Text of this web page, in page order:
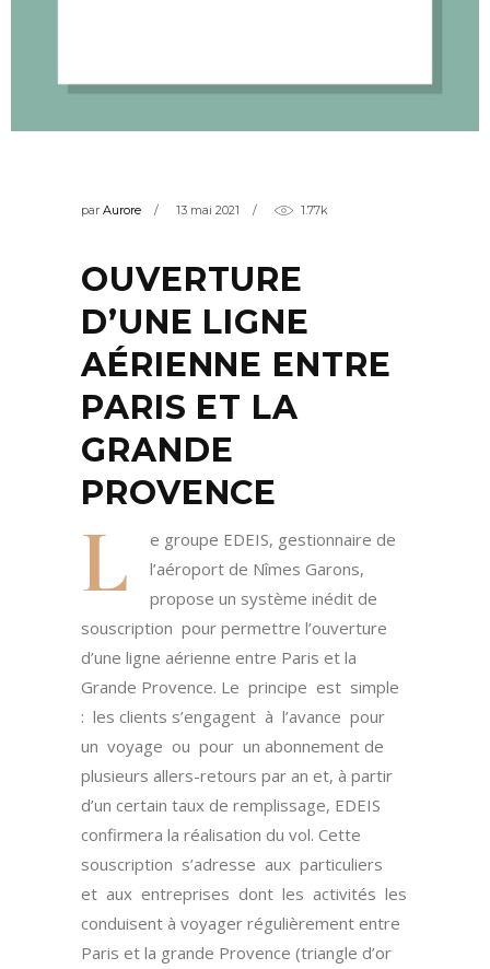
par Aurore 13 mai 2021 1.77k
OUVERTURE
D’UNE LIGNE
AÉRIENNE ENTRE
PARIS ET LA
GRANDE
PROVENCE
L
e groupe EDEIS, gestionnaire de
l’aéroport de Nîmes Garons,
propose un système inédit de
souscription pour permettre l’ouverture
d’une ligne aérienne entre Paris et la
Grande Provence. Le principe est simple
: les clients s’engagent à l’avance pour
un voyage ou pour un abonnement de
plusieurs allers-retours par an et, à partir
d’un certain taux de remplissage, EDEIS
confirmera la réalisation du vol. Cette
souscription s’adresse aux particuliers
et aux entreprises dont les activités les
conduisent à voyager régulièrement entre
Paris et la grande Provence (triangle d’or